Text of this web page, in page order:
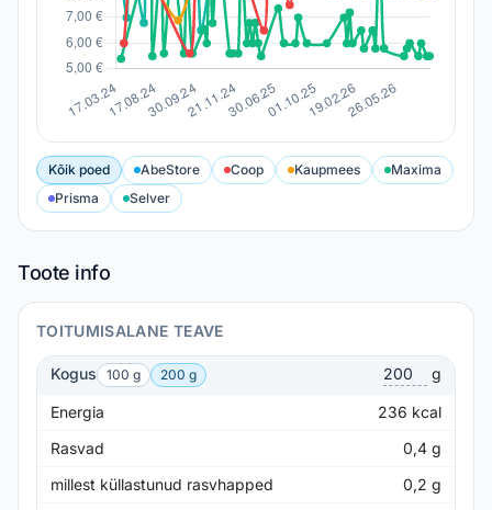
Kõik poed AbeStore Coop Kaupmees
Maxima
Prisma
Selver
Toote info
TOITUMISALANE TEAVE
Kogus 100 g 200 g g
Energia 236 kcal
Rasvad
0,4 g
millest küllastunud rasvhapped
0,2 g